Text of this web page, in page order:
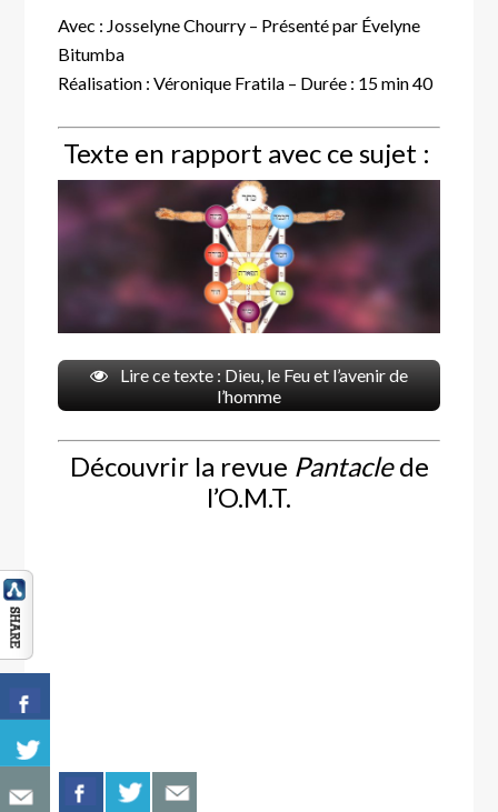
Avec : Josselyne Chourry – Présenté par Évelyne
Bitumba
Réalisation : Véronique Fratila – Durée : 15 min 40
Texte en rapport avec ce sujet :
Lire ce texte : Dieu, le Feu et l’avenir de
l’homme
Découvrir la revue Pantaclede
l’O.M.T.